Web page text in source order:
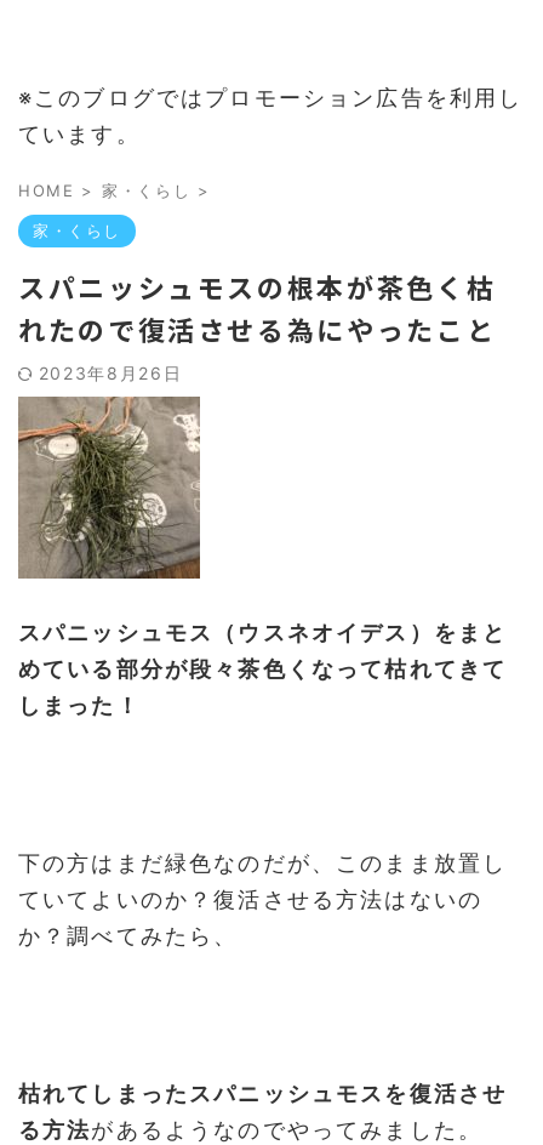
※このブログではプロモーション広告を利用し
ています。
HOME > 家・くらし >
家・くらし
スパニッシュモスの根本が茶色く枯
れたので復活させる為にやったこと
2023年8月26日
スパニッシュモス（ウスネオイデス）をまと
めている部分が段々茶色くなって枯れてきて
しまった！
下の方はまだ緑色なのだが、このまま放置し
ていてよいのか？復活させる方法はないの
か？調べてみたら、
枯れてしまったスパニッシュモスを復活させ
る方法があるようなのでやってみました。